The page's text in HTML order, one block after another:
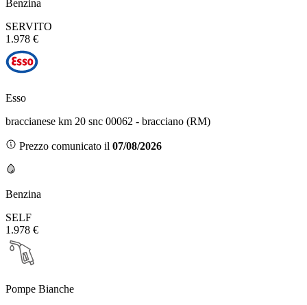
Benzina
SERVITO
1.978 €
Esso
braccianese km 20 snc 00062 - bracciano (RM)
Prezzo comunicato il 07/08/2026
Benzina
SELF
1.978 €
Pompe Bianche